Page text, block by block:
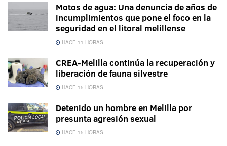
Motos de agua: Una denuncia de años de
incumplimientos que pone el foco en la
seguridad en el litoral melillense
HACE 11 HORAS
CREA-Melilla continúa la recuperación y
liberación de fauna silvestre
HACE 15 HORAS
Detenido un hombre en Melilla por
presunta agresión sexual
HACE 15 HORAS